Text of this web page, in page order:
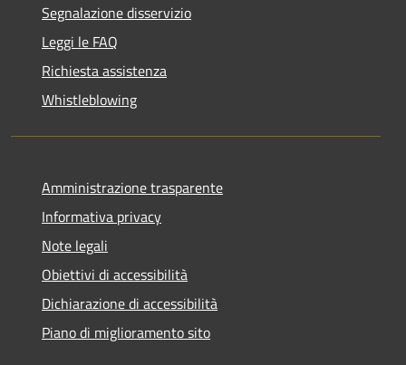
Segnalazione disservizio
Leggi le FAQ
Richiesta assistenza
Whistleblowing
Amministrazione trasparente
Informativa privacy
Note legali
Obiettivi di accessibilità
Dichiarazione di accessibilità
Piano di miglioramento sito